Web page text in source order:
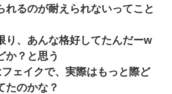
れるのが耐えられないってこと
り、あんな格好してたんだーw
か？と思う
ェイクで、実際はもっと際ど
たのかな？